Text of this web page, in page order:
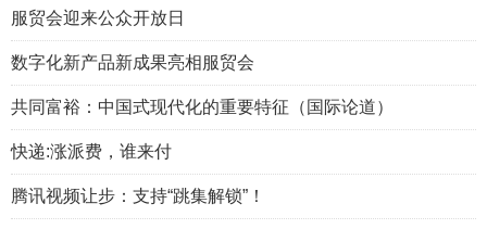
服贸会迎来公众开放日
数字化新产品新成果亮相服贸会
共同富裕：中国式现代化的重要特征（国际论道）
快递:涨派费，谁来付
腾讯视频让步：支持“跳集解锁”！